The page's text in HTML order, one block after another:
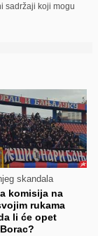
sadržaji koji mogu
skandala
komisija na
rukama
li će opet